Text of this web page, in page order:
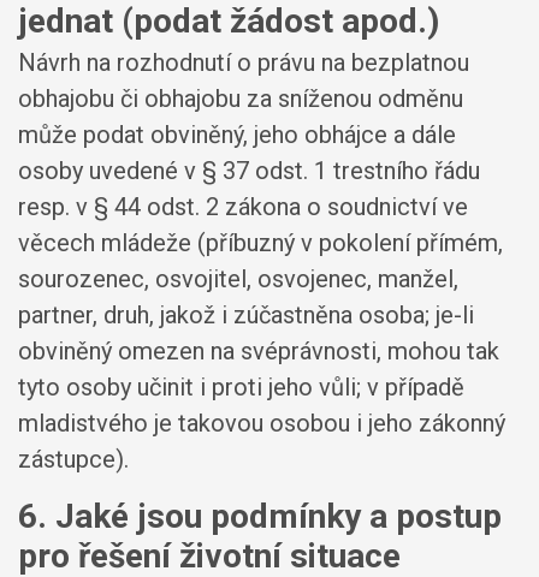
jednat (podat žádost apod.)
Návrh na rozhodnutí o právu na bezplatnou
obhajobu či obhajobu za sníženou odměnu
může podat obviněný, jeho obhájce a dále
osoby uvedené v § 37 odst. 1 trestního řádu
resp. v § 44 odst. 2 zákona o soudnictví ve
věcech mládeže (příbuzný v pokolení přímém,
sourozenec, osvojitel, osvojenec, manžel,
partner, druh, jakož i zúčastněna osoba; je-li
obviněný omezen na svéprávnosti, mohou tak
tyto osoby učinit i proti jeho vůli; v případě
mladistvého je takovou osobou i jeho zákonný
zástupce).
6. Jaké jsou podmínky a postup
pro řešení životní situace